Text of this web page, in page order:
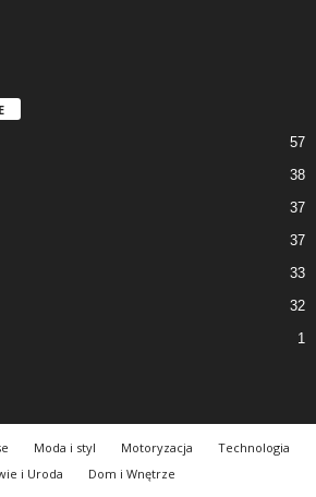
57
38
37
37
33
32
1
Moda i styl Motoryzacja
Technologia
i Uroda
Dom i Wnętrze